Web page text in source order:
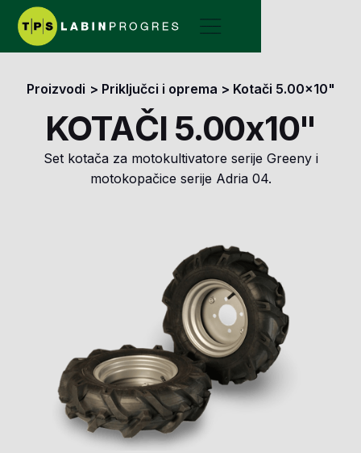
Proizvodi > Priključci i oprema > Kotači 5.00x10"
KOTAČI 5.00x10"
Set kotača za motokultivatore serije Greeny i
motokopačice serije Adria 04.